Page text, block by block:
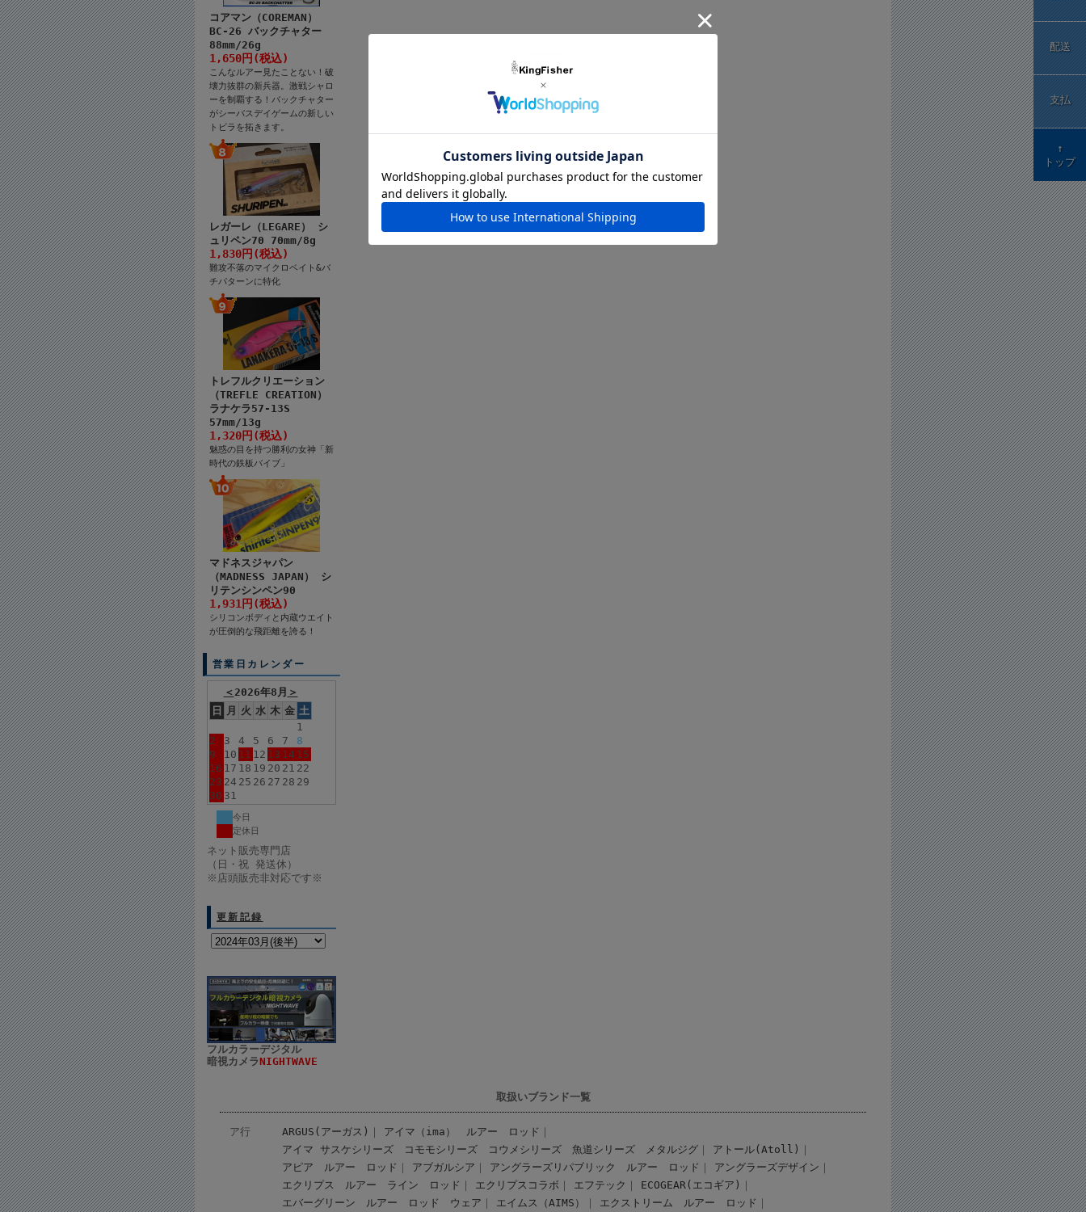
コアマン（COREMAN）
BC-26 バックチャター
88mm/26g
1,650円(税込)
こんなルアー見たことない！破
壊力抜群の新兵器。激戦シャロ
ーを制覇する！バックチャター
がシーバスデイゲームの新しい
トビラを拓きます。
レガーレ（LEGARE） シ
ュリペン70 70mm/8g
1,830円(税込)
難攻不落のマイクロベイト&バ
チパターンに特化
トレフルクリエーション
（TREFLE CREATION）
ラナケラ57-13S
57mm/13g
1,320円(税込)
魅惑の目を持つ勝利の女神「新
時代の鉄板バイブ」
マドネスジャパン
（MADNESS JAPAN） シ
リテンシンペン90
1,931円(税込)
シリコンボディと内蔵ウエイト
が圧倒的な飛距離を誇る！
営業日カレンダー
＜ 2026年8月 ＞
日
月 火 水 木 金 土
1
2
3 4 5 6 7
8
9
10 11 12 13 14 15
16 17 18 19 20 21 22
23 24 25 26 27 28 29
30 31
今日
定休日
ネット販売専門店
（日・祝 発送休）
※店頭販売非対応です※
更新記録
フルカラーデジタル
暗視カメラNIGHTWAVE
取扱いブランド一覧
ア行 ARGUS(アーガス) アイマ（ima） ルアー
ロッド
アイマ サスケシリーズ
コモモシリーズ コウメシリーズ 魚道シリーズ メタルジグ
アトール(Atoll)
アピア ルアー
ロッド アブガルシア アングラーズリパブリック ルアー ロッド
アングラーズデザイン
エクリプス ルアー
ライン ロッド エクリプスコラボ エフテック
ECOGEAR(エコギア)
エバーグリーン ルアー
ロッド ウェア エイムス（AIMS） エクストリーム ルアー ロッド
配送
支払
↑
トップ